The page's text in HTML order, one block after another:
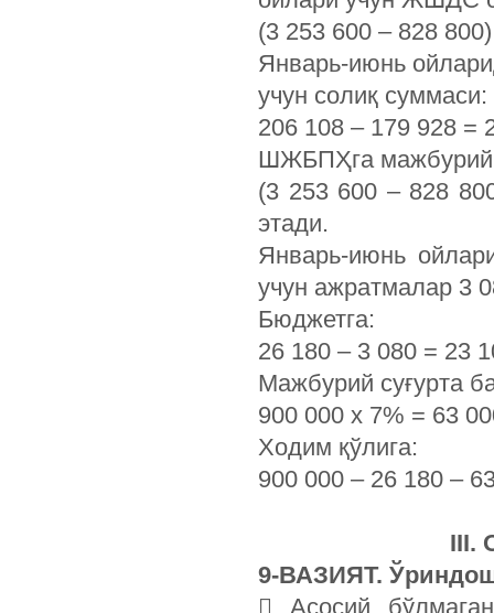
(3 253 600 – 828
Январь-июнь
учун солиқ суммаси:
206 108 – 179 928 =
ШЖБПҲга мажбурий
(3 253 600 – 828
этади.
Январь-июнь
учун ажратмалар 3
Бюджетга:
26 180 – 3 080 = 23
Мажбурий суғурта
900 000 х 7% = 63
Ходим қўлига:
900 000 – 26 180 –
III.
9-ВАЗИЯТ.
 Асосий